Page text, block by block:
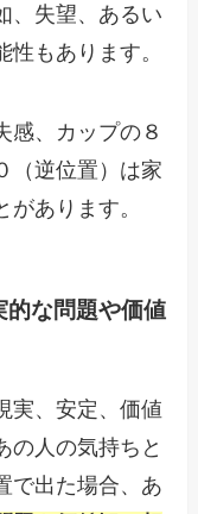
、失望、あるい
もあります。
感、カップの８
（逆位置）は家
あります。
的な問題や価値
実、安定、価値
の人の気持ちと
で出た場合、あ